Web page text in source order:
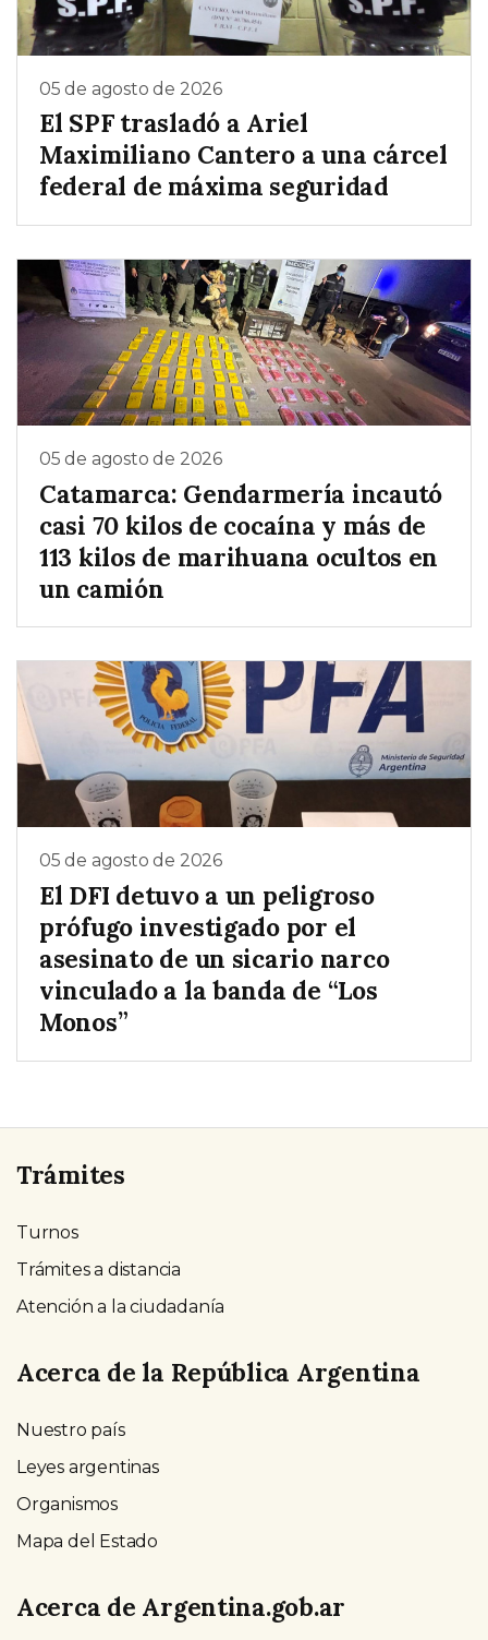
05 de agosto de 2026
El SPF trasladó a Ariel
Maximiliano Cantero a una cárcel
federal de máxima seguridad
05 de agosto de 2026
Catamarca: Gendarmería incautó
casi 70 kilos de cocaína y más de
113 kilos de marihuana ocultos en
un camión
05 de agosto de 2026
El DFI detuvo a un peligroso
prófugo investigado por el
asesinato de un sicario narco
vinculado a la banda de “Los
Monos”
Trámites
Turnos
Trámites a distancia
Atención a la ciudadanía
Acerca de la República Argentina
Nuestro país
Leyes argentinas
Organismos
Mapa del Estado
Acerca de Argentina.gob.ar